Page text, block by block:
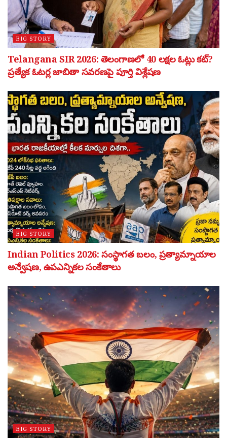
BIG STORY
Telangana SIR 2026: తెలంగాణలో 40 లక్షల ఓట్లు కట్?
ప్రత్యేక ఓటర్ల జాబితా సవరణపై పూర్తి విశ్లేషణ
BIG STORY
Indian Politics 2026: సంస్థాగత బలం, ప్రత్యామ్నాయాల
అన్వేషణ, ఉపఎన్నికల సంకేతాలు
BIG STORY